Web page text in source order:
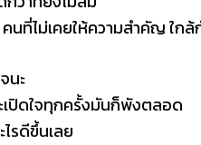
ที่ไม่เคยให้ความสำคัญ ใกล้
นะ
เปิดใจทุกครั้งมันก็พังตลอด
รดีขึ้นเลย